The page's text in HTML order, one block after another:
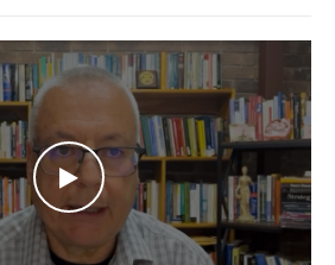
WATCH THE VIDEO